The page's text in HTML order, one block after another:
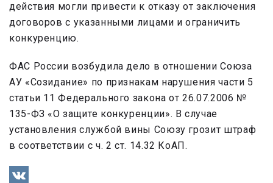
действия могли привести к отказу от заключения
договоров с указанными лицами и ограничить
конкуренцию.
ФАС России возбудила дело в отношении Союза
АУ «Созидание» по признакам нарушения части 5
статьи 11 Федерального закона от 26.07.2006 №
135-ФЗ «О защите конкуренции». В случае
установления службой вины Союзу грозит штраф
в соответствии с ч. 2 ст. 14.32 КоАП.